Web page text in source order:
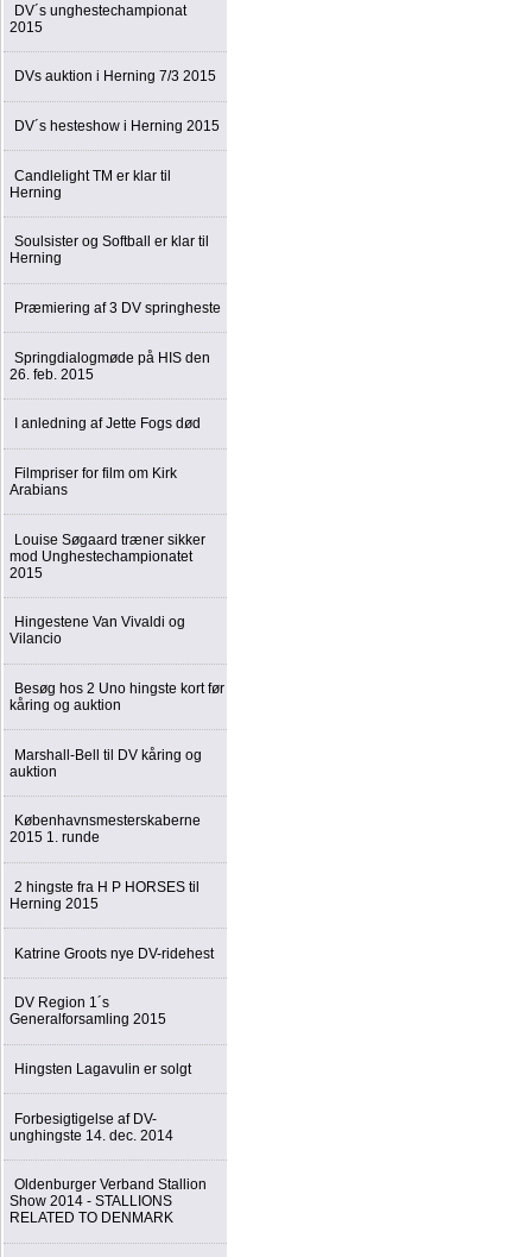
DV´s unghestechampionat
2015
DVs auktion i Herning 7/3 2015
DV´s hesteshow i Herning 2015
Candlelight TM er klar til
Herning
Soulsister og Softball er klar til
Herning
Præmiering af 3 DV springheste
Springdialogmøde på HIS den
26. feb. 2015
I anledning af Jette Fogs død
Filmpriser for film om Kirk
Arabians
Louise Søgaard træner sikker
mod Unghestechampionatet
2015
Hingestene Van Vivaldi og
Vilancio
Besøg hos 2 Uno hingste kort før
kåring og auktion
Marshall-Bell til DV kåring og
auktion
Københavnsmesterskaberne
2015 1. runde
2 hingste fra H P HORSES til
Herning 2015
Katrine Groots nye DV-ridehest
DV Region 1´s
Generalforsamling 2015
Hingsten Lagavulin er solgt
Forbesigtigelse af DV-
unghingste 14. dec. 2014
Oldenburger Verband Stallion
Show 2014 - STALLIONS
RELATED TO DENMARK